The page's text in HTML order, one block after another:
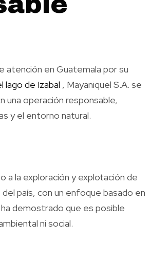
atención en Guatemala por su
lago de Izabal , Mayaniquel S.A. se
una operación responsable,
y el entorno natural.
a la exploración y explotación de
país, con un enfoque basado en
demostrado que es posible
ni social.